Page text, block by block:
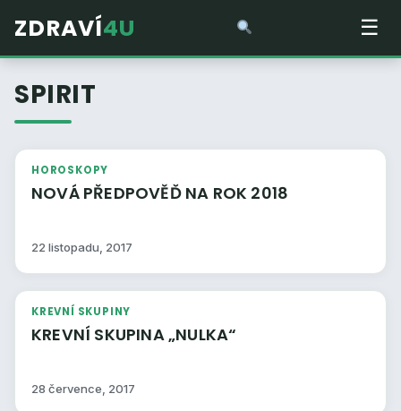
ZDRAVÍ4U ☰
SPIRIT
HOROSKOPY
NOVÁ PŘEDPOVĚĎ NA ROK 2018
22 listopadu, 2017
KREVNÍ SKUPINY
KREVNÍ SKUPINA „NULKA“
28 července, 2017